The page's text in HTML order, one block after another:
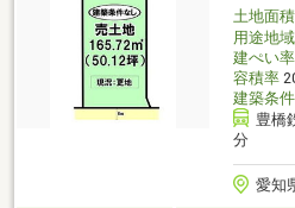
土地面積
用途地域
建ぺい率
容積率
建築条件
豊橋
分
愛知